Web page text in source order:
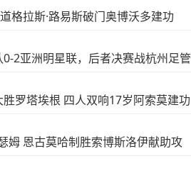
格拉斯·路易斯破门奥博沃多建功
2亚洲明星联，后者决赛战杭州足管
罗塔埃根 四人双响17岁阿索莫建功
姆 恩古莫哈制胜索博斯洛伊献助攻